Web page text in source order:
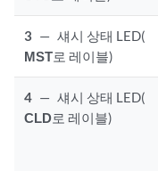
3 — 섀시 상태 LED(
MST로 레이블)
4 — 섀시 상태 LED(
CLD로 레이블)